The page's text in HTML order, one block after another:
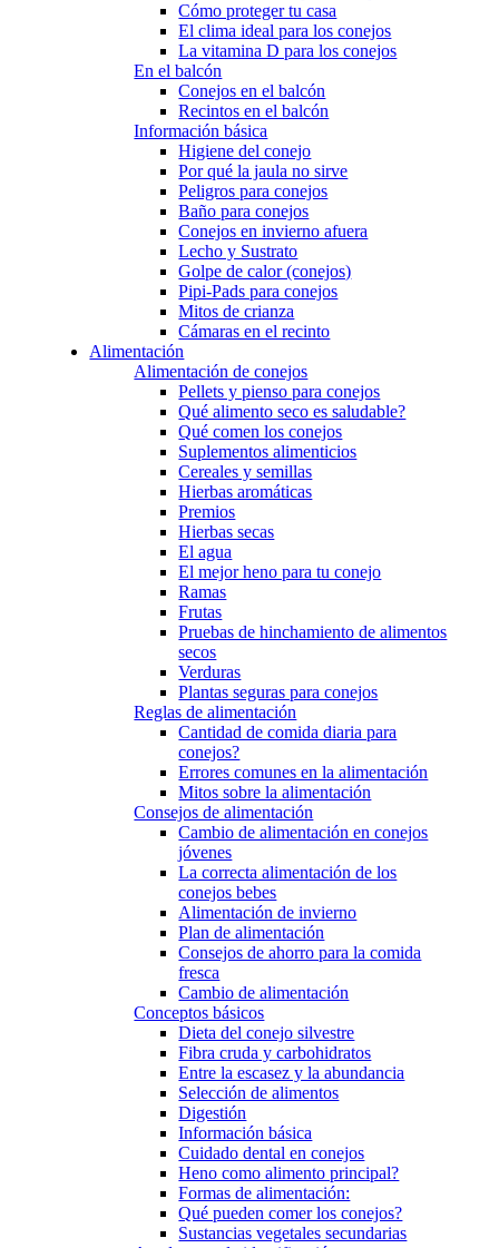
Cómo proteger tu casa
El clima ideal para los conejos
La vitamina D para los conejos
En el balcón
Conejos en el balcón
Recintos en el balcón
Información básica
Higiene del conejo
Por qué la jaula no sirve
Peligros para conejos
Baño para conejos
Conejos en invierno afuera
Lecho y Sustrato
Golpe de calor (conejos)
Pipi-Pads para conejos
Mitos de crianza
Cámaras en el recinto
Alimentación
Alimentación de conejos
Pellets y pienso para conejos
Qué alimento seco es saludable?
Qué comen los conejos
Suplementos alimenticios
Cereales y semillas
Hierbas aromáticas
Premios
Hierbas secas
El agua
El mejor heno para tu conejo
Ramas
Frutas
Pruebas de hinchamiento de alimentos
secos
Verduras
Plantas seguras para conejos
Reglas de alimentación
Cantidad de comida diaria para
conejos?
Errores comunes en la alimentación
Mitos sobre la alimentación
Consejos de alimentación
Cambio de alimentación en conejos
jóvenes
La correcta alimentación de los
conejos bebes
Alimentación de invierno
Plan de alimentación
Consejos de ahorro para la comida
fresca
Cambio de alimentación
Conceptos básicos
Dieta del conejo silvestre
Fibra cruda y carbohidratos
Entre la escasez y la abundancia
Selección de alimentos
Digestión
Información básica
Cuidado dental en conejos
Heno como alimento principal?
Formas de alimentación:
Qué pueden comer los conejos?
Sustancias vegetales secundarias